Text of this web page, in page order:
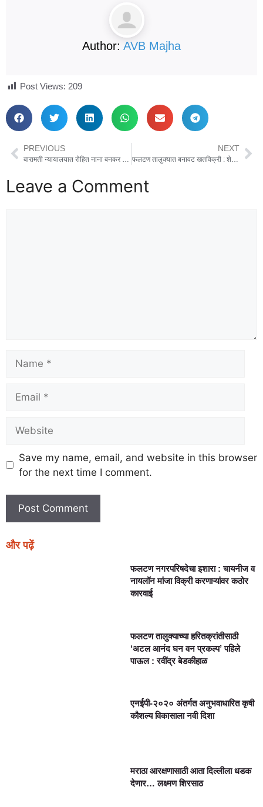
Author: AVB Majha
Post Views: 209
PREVIOUS NEXT
फलटण तालुक्यात बनावट खतविक्री : शेतकऱ्यांच्या आयुष्याशी खेळ कधी थांबणार?
Leave a Comment
Save my name, email, and website in this browser
for the next time I comment.
और पढ़ें
फलटण नगरपरिषदेचा इशारा : चायनीज व
नायलॉन मांजा विक्री करणाऱ्यांवर कठोर
कारवाई
फलटण तालुक्याच्या हरितक्रांतीसाठी
‘अटल आनंद घन वन प्रकल्प’ पहिले
पाऊल : रवींद्र बेडकीहाळ
एनईपी-२०२० अंतर्गत अनुभवाधारित कृषी
कौशल्य विकासाला नवी दिशा
मराठा आरक्षणासाठी आता दिल्लीला धडक
देणार… लक्ष्मण शिरसाठ